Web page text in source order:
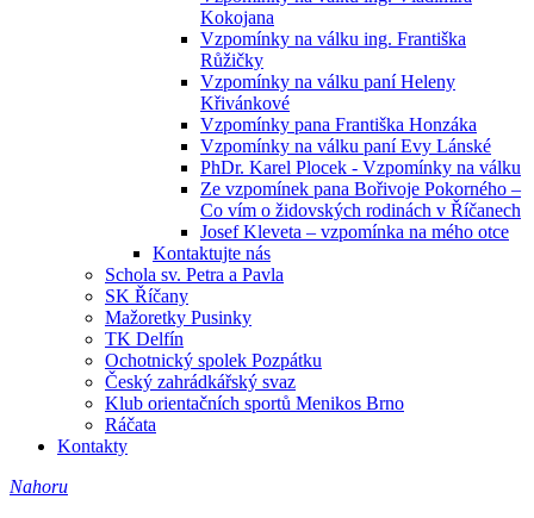
Kokojana
Vzpomínky na válku ing. Františka
Růžičky
Vzpomínky na válku paní Heleny
Křivánkové
Vzpomínky pana Františka Honzáka
Vzpomínky na válku paní Evy Lánské
PhDr. Karel Plocek - Vzpomínky na válku
Ze vzpomínek pana Bořivoje Pokorného –
Co vím o židovských rodinách v Říčanech
Josef Kleveta – vzpomínka na mého otce
Kontaktujte nás
Schola sv. Petra a Pavla
SK Říčany
Mažoretky Pusinky
TK Delfín
Ochotnický spolek Pozpátku
Český zahrádkářský svaz
Klub orientačních sportů Menikos Brno
Ráčata
Kontakty
Nahoru